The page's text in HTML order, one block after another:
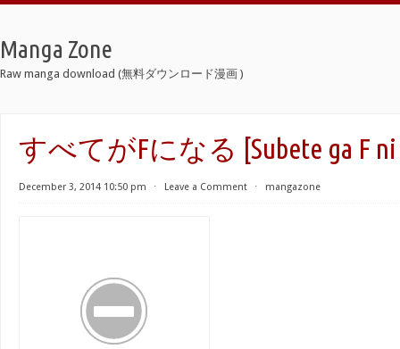
Manga Zone
Raw manga download (無料ダウンロード漫画 )
すべてがFになる [Subete ga F ni
December 3, 2014 10:50 pm ⋅ Leave a Comment ⋅ mangazone